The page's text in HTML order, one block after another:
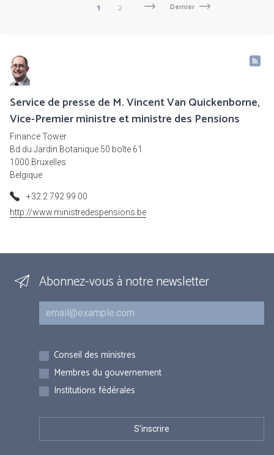
Page
1 Page
2
Page
Next
Dernière
Dernier
Service de presse de M. Vincent Van Quickenborne,
Vice-Premier ministre et ministre des Pensions
Finance Tower
Bd du Jardin Botanique 50 boîte 61
1000 Bruxelles
Belgique
+32 2 792 99 00
http://www.ministredespensions.be
Abonnez-vous à notre newsletter
Courriel
Inscriptions
Conseil des ministres
Membres du gouvernement
Institutions fédérales